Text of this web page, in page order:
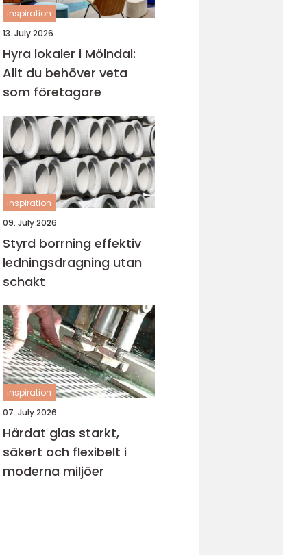
inspiration
13. July 2026
Hyra lokaler i Mölndal:
Allt du behöver veta
som företagare
inspiration
09. July 2026
Styrd borrning effektiv
ledningsdragning utan
schakt
inspiration
07. July 2026
Härdat glas starkt,
säkert och flexibelt i
moderna miljöer